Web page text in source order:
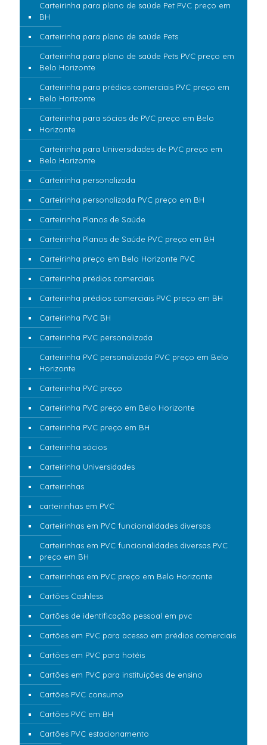
Carteirinha para plano de saúde Pet PVC preço em
BH
Carteirinha para plano de saúde Pets
Carteirinha para plano de saúde Pets PVC preço em
Belo Horizonte
Carteirinha para prédios comerciais PVC preço em
Belo Horizonte
Carteirinha para sócios de PVC preço em Belo
Horizonte
Carteirinha para Universidades de PVC preço em
Belo Horizonte
Carteirinha personalizada
Carteirinha personalizada PVC preço em BH
Carteirinha Planos de Saúde
Carteirinha Planos de Saúde PVC preço em BH
Carteirinha preço em Belo Horizonte PVC
Carteirinha prédios comerciais
Carteirinha prédios comerciais PVC preço em BH
Carteirinha PVC BH
Carteirinha PVC personalizada
Carteirinha PVC personalizada PVC preço em Belo
Horizonte
Carteirinha PVC preço
Carteirinha PVC preço em Belo Horizonte
Carteirinha PVC preço em BH
Carteirinha sócios
Carteirinha Universidades
Carteirinhas
carteirinhas em PVC
Carteirinhas em PVC funcionalidades diversas
Carteirinhas em PVC funcionalidades diversas PVC
preço em BH
Carteirinhas em PVC preço em Belo Horizonte
Cartões Cashless
Cartões de identificação pessoal em pvc
Cartões em PVC para acesso em prédios comerciais
Cartões em PVC para hotéis
Cartões em PVC para instituições de ensino
Cartões PVC consumo
Cartões PVC em BH
Cartões PVC estacionamento